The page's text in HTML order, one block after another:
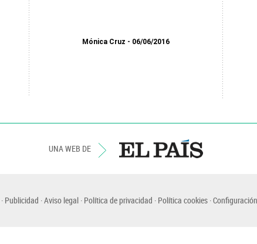
Mónica Cruz 06/06/2016
UNA WEB DE
Publicidad Aviso legal Política de privacidad Política cookies